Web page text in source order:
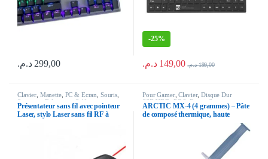
299,00 د.م.
-25%
149,00 د.م. 199,00 د.م.
Clavier Manette, PC & Ecran Souris
Support - Eclairage - Selfi
Présentateur sans fil avec pointeur
Laser, stylo Laser sans fil RF à
Pour Gamer,Clavier,Disque Dur
SSD/HDD
PC & Ecran Souris
ARCTIC MX-4 (4 grammes) – Pâte
de composé thermique, haute
pâte de dissipateur thermique pour
CPU et GPU, patte thermique pour